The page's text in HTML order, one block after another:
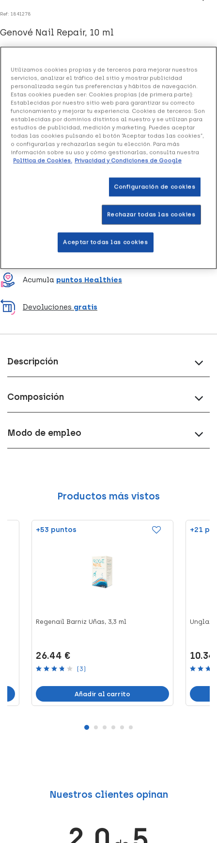
Ref: 1841278
Genové Nail Repair, 10 ml
+ 28 puntos Healthies
(1 opinión)
Gel reparador que previene y evita el quebrantamiento de
las uñas.
Entrega rápida y gratuitaen farmacia
Envío a domicilioen 24-48h laborables
Acumula puntos Healthies
Devoluciones gratis
Descripción
Composición
Modo de empleo
Productos más vistos
+53 puntos
Regenail Barniz Uñas, 3,3 ml
26.44 €
(3)
Añadir al carrito
+21
Unglax
Nuestros clientes opinan
Utilizamos cookies propias y de terceros para mejorar nuestros
servicios, analizar el tráfico del sitio y mostrar publicidad
personalizada según tus preferencias y hábitos de navegación.
Estas cookies pueden ser: Cookies propias (de primera parte):
Establecidas por nuestro sitio web para garantizar su correcto
funcionamiento y mejorar tu experiencia. Cookies de terceros: Son
establecidas por dominios distintos al nuestro y se utilizan para
estudios de publicidad, medición y marketing. Puedes aceptar
todas las cookies pulsando el botón “Aceptar todas las cookies”,
o configurarlas y rechazarlas según tu elección. Para más
información sobre su uso y cómo gestionarlas, consulta nuestra
Política de Cookies. Privacidad y Condiciones de Google
Configuración de cookies
Rechazar todas las cookies
Aceptar todas las cookies